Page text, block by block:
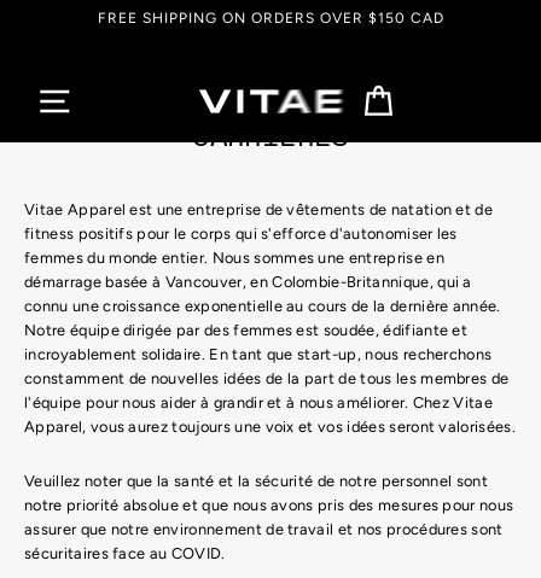
FREE SHIPPING ON ORDERS OVER $150 CAD
CARRIÈRES
Vitae Apparel est une entreprise de vêtements de natation et de
fitness positifs pour le corps qui s'efforce d'autonomiser les
femmes du monde entier. Nous sommes une entreprise en
démarrage basée à Vancouver, en Colombie-Britannique, qui a
connu une croissance exponentielle au cours de la dernière année.
Notre équipe dirigée par des femmes est soudée, édifiante et
incroyablement solidaire. En tant que start-up, nous recherchons
constamment de nouvelles idées de la part de tous les membres de
l'équipe pour nous aider à grandir et à nous améliorer. Chez Vitae
Apparel, vous aurez toujours une voix et vos idées seront valorisées.
Veuillez noter que la santé et la sécurité de notre personnel sont
notre priorité absolue et que nous avons pris des mesures pour nous
assurer que notre environnement de travail et nos procédures sont
sécuritaires face au COVID.